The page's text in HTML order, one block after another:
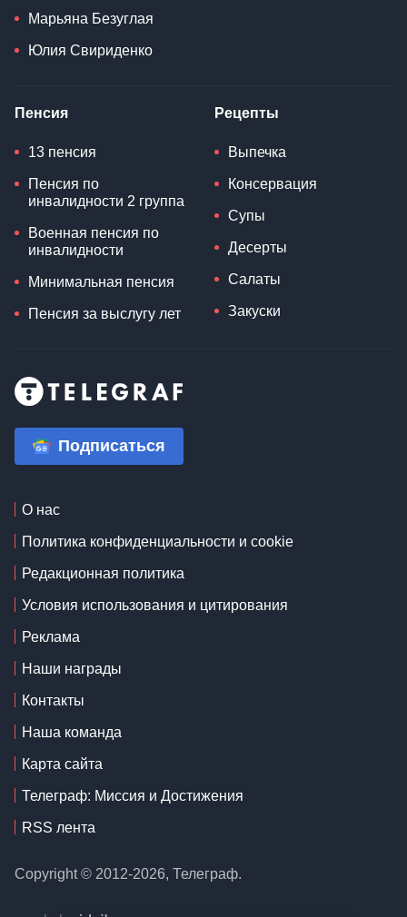
Марьяна Безуглая
Юлия Свириденко
Пенсия
13 пенсия
Пенсия по
инвалидности 2 группа
Военная пенсия по
инвалидности
Минимальная пенсия
Пенсия за выслугу лет
Рецепты
Выпечка
Консервация
Супы
Десерты
Салаты
Закуски
Подписаться
О нас
Политика конфиденциальности и cookie
Редакционная политика
Условия использования и цитирования
Реклама
Наши награды
Контакты
Наша команда
Карта сайта
Телеграф: Миссия и Достижения
RSS лента
Copyright © 2012-2026, Телеграф.